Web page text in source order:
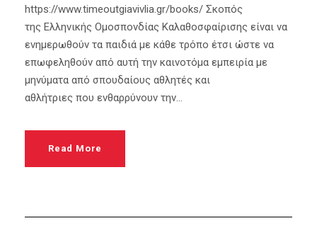
https://www.timeoutgiavivlia.gr/books/ Σκοπός
της Ελληνικής Ομοσπονδίας Καλαθοσφαίρισης είναι να
ενημερωθούν τα παιδιά με κάθε τρόπο έτσι ώστε να
επωφεληθούν από αυτή την καινοτόμα εμπειρία με
μηνύματα από σπουδαίους αθλητές και
αθλήτριες που ενθαρρύνουν την...
Read More